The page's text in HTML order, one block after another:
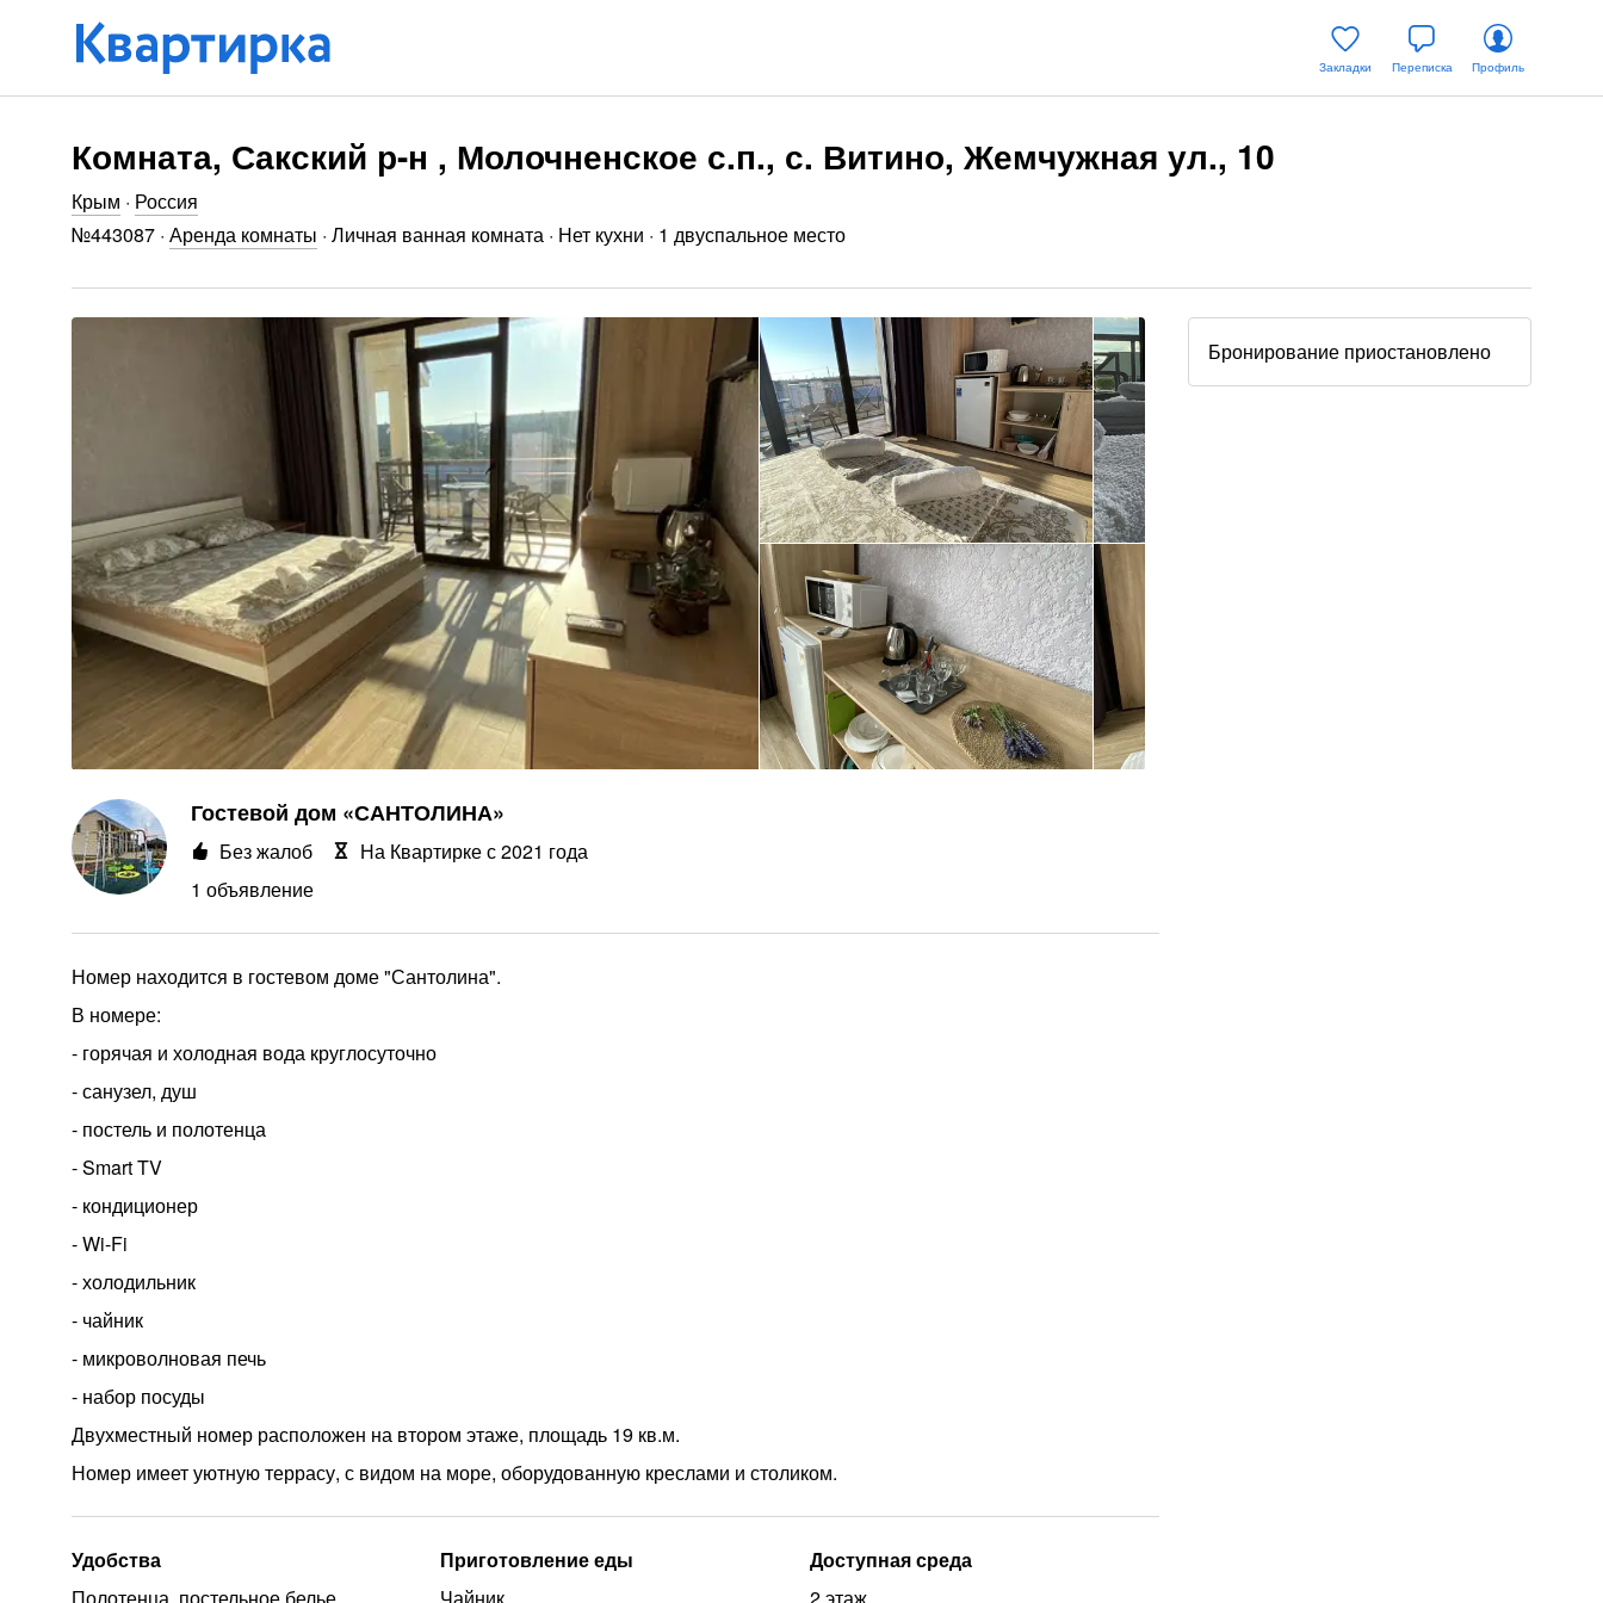
Закладки Переписка Профиль
Комната, Сакский р-н , Молочненское с.п., с. Витино, Жемчужная ул., 10
Крым · Россия
№443087 · Аренда комнаты · Личная ванная комната · Нет кухни · 1 двуспальное место
Бронирование приостановлено
Гостевой дом «САНТОЛИНА»
1 объявление
Без жалоб На Квартирке с 2021 года
Номер находится в гостевом доме "Сантолина".
В номере:
- горячая и холодная вода круглосуточно
- санузел, душ
- постель и полотенца
- Smart TV
- кондиционер
- Wi-Fi
- холодильник
- чайник
- микроволновая печь
- набор посуды
Двухместный номер расположен на втором этаже, площадь 19 кв.м.
Номер имеет уютную террасу, с видом на море, оборудованную креслами и столиком.
Удобства
Приготовление еды
Доступная среда